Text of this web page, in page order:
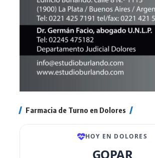
Farmacia de Turno en Dolores